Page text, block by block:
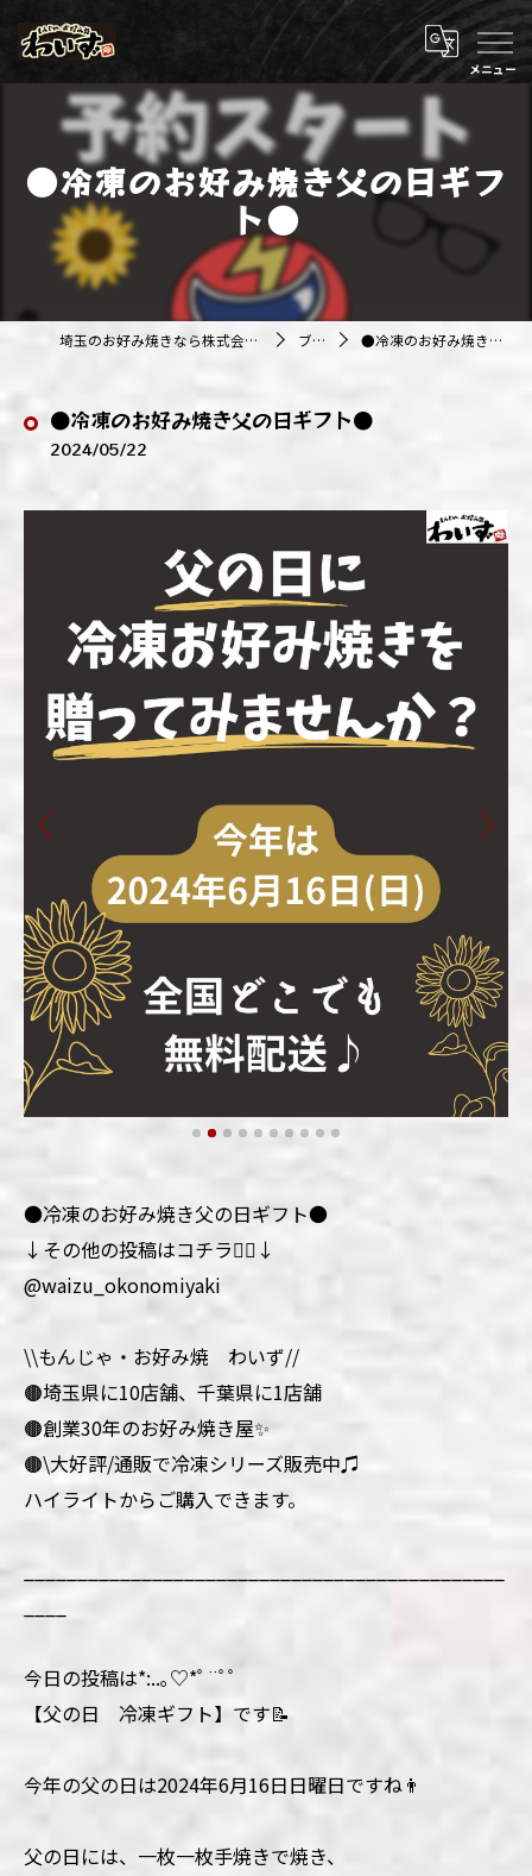
●冷凍のお好み焼き父の日ギフ
ト●
埼玉のお好み焼きなら株式会社アジルカンパニー ブログ ●冷凍のお好み焼き父の日ギフト●
●冷凍のお好み焼き父の日ギフト●
2024/05/22
●冷凍のお好み焼き父の日ギフト●
↓その他の投稿はコチラ💁‍♀️↓
@waizu_okonomiyaki
\\もんじゃ・お好み焼 わいず//
🟤埼玉県に10店舗、千葉県に1店舗
🟤創業30年のお好み焼き屋✨
🟤\大好評/通販で冷凍シリーズ販売中♫
ハイライトからご購入できます。
今日の投稿は*:..｡♡*ﾟ¨ﾟﾟ
【父の日 冷凍ギフト】です📝
今年の父の日は2024年6月16日日曜日ですね👨
父の日には、一枚一枚手焼きで焼き、